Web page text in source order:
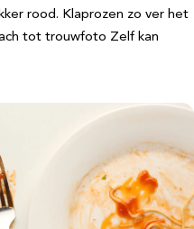
rood. Klaprozen zo ver het
tot trouwfoto Zelf kan